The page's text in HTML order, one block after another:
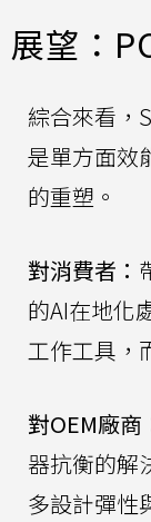
展望：
綜合來看，
是單方面效
的重塑。
對消費者：
的AI在地化
工作工具，
對OEM廠商
器抗衡的解
多設計彈性